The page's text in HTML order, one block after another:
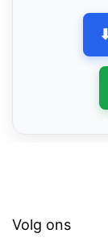
Volg ons